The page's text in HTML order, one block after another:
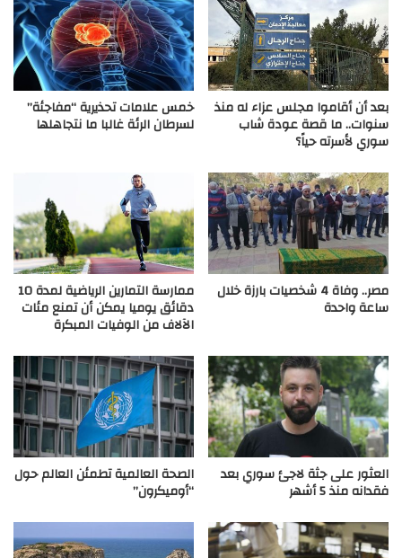
بعد أن أقاموا مجلس عزاء له منذ
سنوات.. ما قصة عودة شاب
سوري لأسرته حياً؟
خمس علامات تحذيرية “مفاجئة”
لسرطان الرئة غالبا ما نتجاهلها
مصر.. وفاة 4 شخصيات بارزة خلال
ساعة واحدة
ممارسة التمارين الرياضية لمدة 10
دقائق يوميا يمكن أن تمنع مئات
الآلاف من الوفيات المبكرة
العثور على جثة لاجئ سوري بعد
فقدانه منذ 5 أشهر
الصحة العالمية تطمئن العالم حول
“أوميكرون”